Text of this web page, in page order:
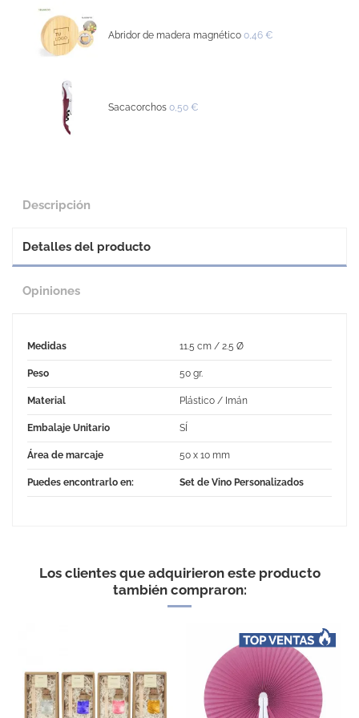
Abridor de madera magnético 0,46 €
Sacacorchos 0,50 €
Descripción
Detalles del producto
Opiniones
Medidas 11.5 cm / 2.5 Ø
Peso 50 gr.
Material Plástico / Imán
Embalaje Unitario SÍ
Área de marcaje 50 x 10 mm
Puedes encontrarlo en: Set de Vino Personalizados
Sacacorchos con forma de
Los clientes que adquirieron este producto
también compraron: